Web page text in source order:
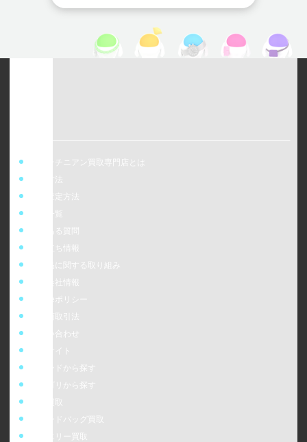
ウォッチニアン買取専門店とは
買取方法
事前査定方法
店舗一覧
よくある質問
偽造品に関する取り組み
cookieポリシー
特定商取引法
お問い合わせ
販売サイト
ブランドから探す
カテゴリから探す
ブランドバッグ買取
ジュエリー買取